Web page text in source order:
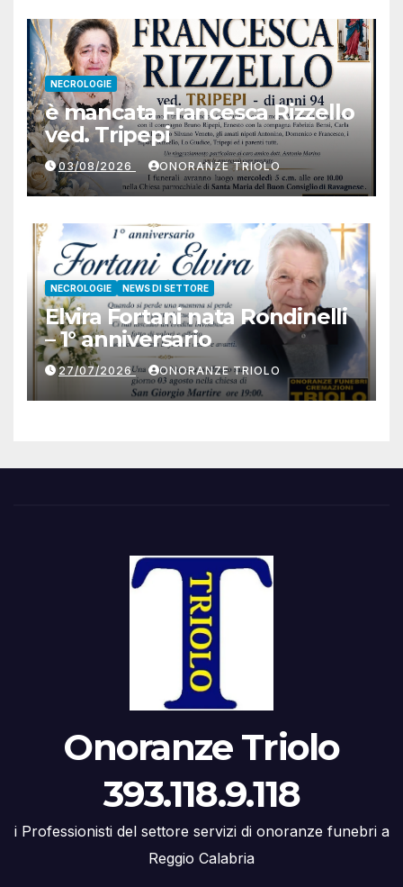
NECROLOGIE
è mancata Francesca Rizzello
ved. Tripepi
03/08/2026 ONORANZE TRIOLO
NECROLOGIE NEWS DI SETTORE
Elvira Fortani nata Rondinelli
– 1° anniversario
27/07/2026 ONORANZE TRIOLO
Onoranze Triolo
393.118.9.118
i Professionisti del settore servizi di onoranze funebri a
Reggio Calabria